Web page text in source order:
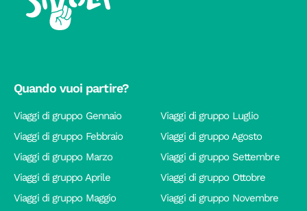
Quando vuoi partire?
Viaggi di gruppo Gennaio
Viaggi di gruppo Febbraio
Viaggi di gruppo Marzo
Viaggi di gruppo Aprile
Viaggi di gruppo Maggio
Viaggi di gruppo Luglio
Viaggi di gruppo Agosto
Viaggi di gruppo Settembre
Viaggi di gruppo Ottobre
Viaggi di gruppo Novembre